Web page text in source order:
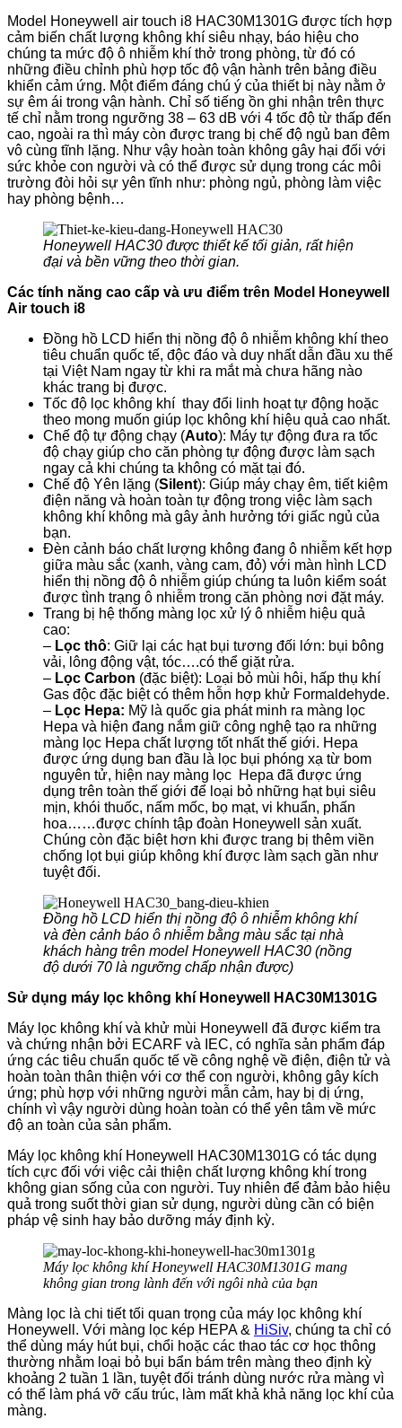
Model Honeywell air touch i8 HAC30M1301G được tích hợp
cảm biến chất lượng không khí siêu nhạy, báo hiệu cho
chúng ta mức độ ô nhiễm khí thở trong phòng, từ đó có
những điều chỉnh phù hợp tốc độ vận hành trên bảng điều
khiển cảm ứng. Một điểm đáng chú ý của thiết bị này nằm ở
sự êm ái trong vận hành. Chỉ số tiếng ồn ghi nhận trên thực
tế chỉ nằm trong ngưỡng 38 – 63 dB với 4 tốc độ từ thấp đến
cao, ngoài ra thì máy còn được trang bị chế độ ngủ ban đêm
vô cùng tĩnh lặng. Như vậy hoàn toàn không gây hại đối với
sức khỏe con người và có thể được sử dụng trong các môi
trường đòi hỏi sự yên tĩnh như: phòng ngủ, phòng làm việc
hay phòng bệnh…
Honeywell HAC30 được thiết kế tối giản, rất hiện
đại và bền vững theo thời gian.
Các tính năng cao cấp và ưu điểm trên Model Honeywell
Air touch i8
Đồng hồ LCD hiển thị nồng độ ô nhiễm không khí theo
tiêu chuẩn quốc tế, độc đáo và duy nhất dẫn đầu xu thế
tại Việt Nam ngay từ khi ra mắt mà chưa hãng nào
khác trang bị được.
Tốc độ lọc không khí thay đổi linh hoạt tự động hoặc
theo mong muốn giúp lọc không khí hiệu quả cao nhất.
Chế độ tự động chạy (Auto): Máy tự động đưa ra tốc
độ chạy giúp cho căn phòng tự động được làm sạch
ngay cả khi chúng ta không có mặt tại đó.
Chế độ Yên lặng (Silent): Giúp máy chạy êm, tiết kiệm
điện năng và hoàn toàn tự động trong việc làm sạch
không khí không mà gây ảnh hưởng tới giấc ngủ của
bạn.
Đèn cảnh báo chất lượng không đang ô nhiễm kết hợp
giữa màu sắc (xanh, vàng cam, đỏ) với màn hình LCD
hiển thị nồng độ ô nhiễm giúp chúng ta luôn kiểm soát
được tình trạng ô nhiễm trong căn phòng nơi đặt máy.
Trang bị hệ thống màng lọc xử lý ô nhiễm hiệu quả
cao:
– Lọc thô: Giữ lại các hạt bụi tương đối lớn: bụi bông
vải, lông động vật, tóc….có thể giặt rửa.
– Lọc Carbon (đặc biệt): Loại bỏ mùi hôi, hấp thụ khí
Gas độc đặc biệt có thêm hỗn hợp khử Formaldehyde.
– Lọc Hepa: Mỹ là quốc gia phát minh ra màng lọc
Hepa và hiện đang nắm giữ công nghệ tạo ra những
màng lọc Hepa chất lượng tốt nhất thế giới. Hepa
được ứng dụng ban đầu là lọc bụi phóng xạ từ bom
nguyên tử, hiện nay màng lọc Hepa đã được ứng
dụng trên toàn thế giới để loại bỏ những hạt bụi siêu
mịn, khói thuốc, nấm mốc, bọ mạt, vi khuẩn, phấn
hoa……được chính tập đoàn Honeywell sản xuất.
Chúng còn đặc biệt hơn khi được trang bị thêm viền
chống lọt bụi giúp không khí được làm sạch gần như
tuyệt đối.
Đồng hồ LCD hiển thị nồng độ ô nhiễm không khí
và đèn cảnh báo ô nhiễm bằng màu sắc tại nhà
khách hàng trên model Honeywell HAC30 (nồng
độ dưới 70 là ngưỡng chấp nhận được)
Sử dụng máy lọc không khí Honeywell HAC30M1301G
Máy lọc không khí và khử mùi Honeywell đã được kiểm tra
và chứng nhận bởi ECARF và IEC, có nghĩa sản phẩm đáp
ứng các tiêu chuẩn quốc tế về công nghệ về điện, điện tử và
hoàn toàn thân thiện với cơ thể con người, không gây kích
ứng; phù hợp với những người mẫn cảm, hay bị dị ứng,
chính vì vậy người dùng hoàn toàn có thể yên tâm về mức
độ an toàn của sản phẩm.
Máy lọc không khí Honeywell HAC30M1301G có tác dụng
tích cực đối với việc cải thiện chất lượng không khí trong
không gian sống của con người. Tuy nhiên để đảm bảo hiệu
quả trong suốt thời gian sử dụng, người dùng cần có biện
pháp vệ sinh hay bảo dưỡng máy định kỳ.
Máy lọc không khí Honeywell HAC30M1301G mang
không gian trong lành đến với ngôi nhà của bạn
Màng lọc là chi tiết tối quan trọng của máy lọc không khí
Honeywell. Với màng lọc kép HEPA & HiSiv, chúng ta chỉ có
thể dùng máy hút bụi, chổi hoặc các thao tác cơ học thông
thường nhằm loại bỏ bụi bẩn bám trên màng theo định kỳ
khoảng 2 tuần 1 lần, tuyệt đối tránh dùng nước rửa màng vì
có thể làm phá vỡ cấu trúc, làm mất khả khả năng lọc khí của
màng.